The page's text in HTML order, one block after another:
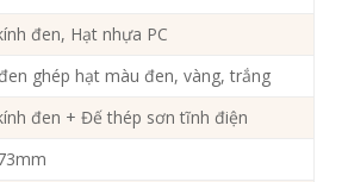
đen, Hạt nhựa PC
ghép hạt màu đen, vàng, trắng
đen + Đế thép sơn tĩnh điện